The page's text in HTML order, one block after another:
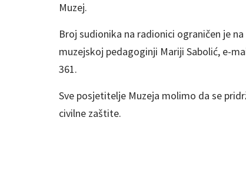
Muzej.
Broj sudionika na radionici ograničen je
muzejskoj pedagoginji Mariji Sabolić, e-
361.
Sve posjetitelje Muzeja molimo da se
civilne zaštite.